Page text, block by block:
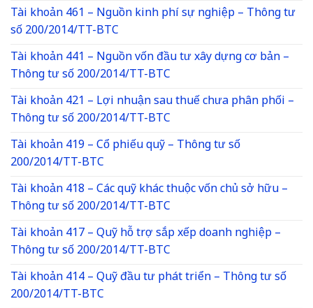
Tài khoản 461 – Nguồn kinh phí sự nghiệp – Thông tư
số 200/2014/TT-BTC
Tài khoản 441 – Nguồn vốn đầu tư xây dựng cơ bản –
Thông tư số 200/2014/TT-BTC
Tài khoản 421 – Lợi nhuận sau thuế chưa phân phối –
Thông tư số 200/2014/TT-BTC
Tài khoản 419 – Cổ phiếu quỹ – Thông tư số
200/2014/TT-BTC
Tài khoản 418 – Các quỹ khác thuộc vốn chủ sở hữu –
Thông tư số 200/2014/TT-BTC
Tài khoản 417 – Quỹ hỗ trợ sắp xếp doanh nghiệp –
Thông tư số 200/2014/TT-BTC
Tài khoản 414 – Quỹ đầu tư phát triển – Thông tư số
200/2014/TT-BTC